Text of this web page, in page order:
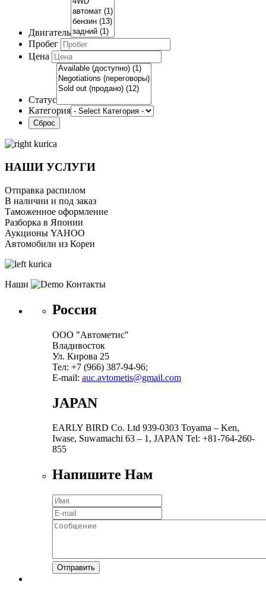
Двигатель
Пробег
Цена
Статус
Категория
НАШИ УСЛУГИ
Отправка распилом
В наличии и под заказ
Таможенное оформление
Разборка в Японии
Аукционы YAHOO
Автомобили из Кореи
Наши Контакты
Россия
ООО "Автометис"
Владивосток
Ул. Кирова 25
Тел: +7 (966) 387-94-96;
E-mail: auc.avtometis@gmail.com
JAPAN
EARLY BIRD Co. Ltd 939-0303 Toyama – Ken,
Iwase, Suwamachi 63 – 1, JAPAN Tel: +81-764-260-
855
Напишите Нам
Отправить